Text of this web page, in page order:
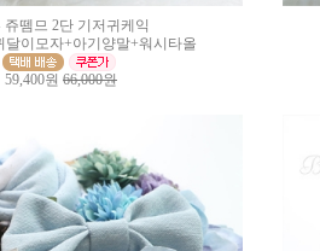
쥬뗌므 2단 기저귀케익
달이모자+아기양말+워시타올
59,400원 66,000원